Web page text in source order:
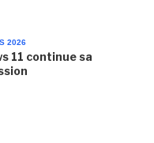
2026
11 continue sa